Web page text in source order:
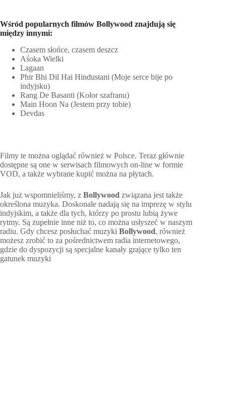
Wśród popularnych filmów Bollywood znajdują się
między innymi:
Czasem słońce, czasem deszcz
Aśoka Wielki
Lagaan
Phir Bhi Dil Hai Hindustani (Moje serce bije po
indyjsku)
Rang De Basanti (Kolor szafranu)
Main Hoon Na (Jestem przy tobie)
Devdas
Filmy te można oglądać również w Polsce. Teraz głównie
dostępne są one w serwisach filmowych on-line w formie
VOD, a także wybrane kupić można na płytach.
Jak już wspomnieliśmy, z Bollywood związana jest także
określona muzyka. Doskonale nadają się na imprezę w stylu
indyjskim, a także dla tych, którzy po prostu lubią żywe
rytmy. Są zupełnie inne niż to, co można usłyszeć w naszym
radiu. Gdy chcesz posłuchać muzyki Bollywood, również
możesz zrobić to za pośrednictwem radia internetowego,
gdzie do dyspozycji są specjalne kanały grające tylko ten
gatunek muzyki